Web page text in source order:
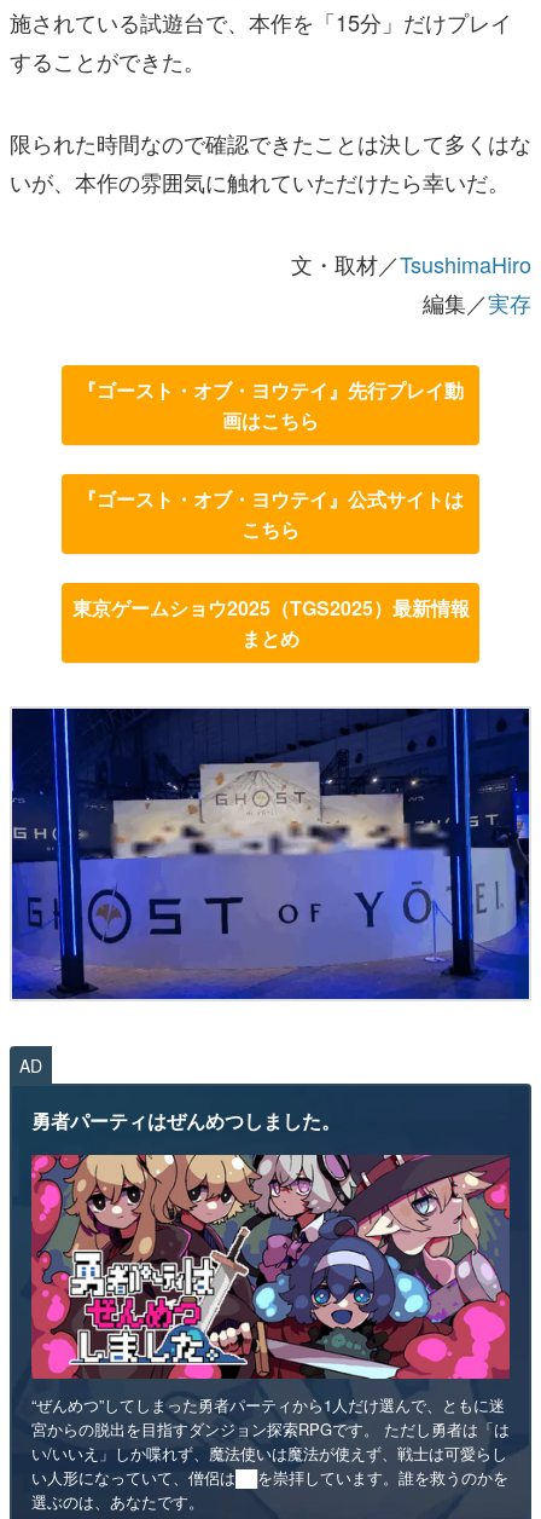
施されている試遊台で、本作を「15分」だけプレイ
することができた。
限られた時間なので確認できたことは決して多くはな
いが、本作の雰囲気に触れていただけたら幸いだ。
文・取材／TsushimaHiro
編集／実存
『ゴースト・オブ・ヨウテイ』先行プレイ動
画はこちら
『ゴースト・オブ・ヨウテイ』公式サイトは
こちら
東京ゲームショウ2025（TGS2025）最新情報
まとめ
AD
勇者パーティはぜんめつしました。
“ぜんめつ”してしまった勇者パーティから1人だけ選んで、ともに迷
宮からの脱出を目指すダンジョン探索RPGです。 ただし勇者は「は
い/いいえ」しか喋れず、魔法使いは魔法が使えず、戦士は可愛らし
い人形になっていて、僧侶は██を崇拝しています。誰を救うのかを
選ぶのは、あなたです。